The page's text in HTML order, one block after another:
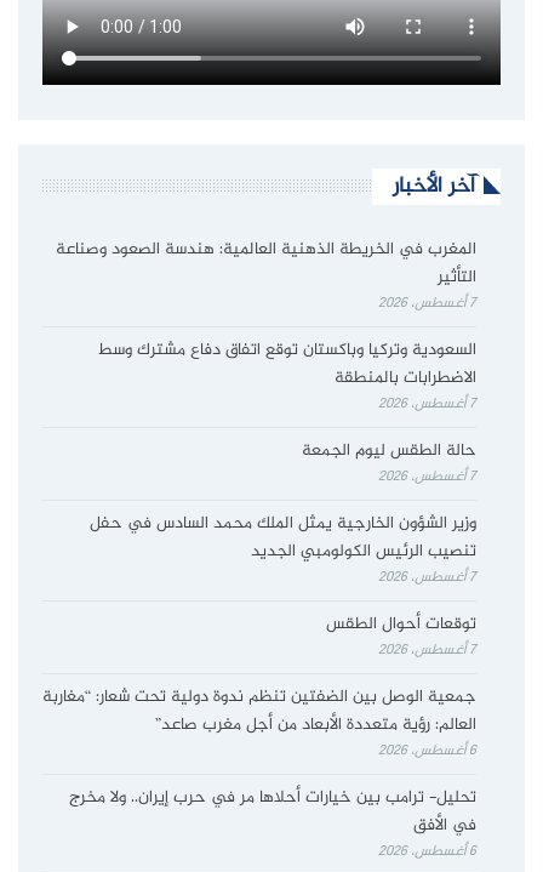
آخر الأخبار
المغرب في الخريطة الذهنية العالمية: هندسة الصعود وصناعة
التأثير
7 أغسطس، 2026
السعودية وتركيا وباكستان توقع اتفاق دفاع مشترك وسط
الاضطرابات بالمنطقة
7 أغسطس، 2026
حالة الطقس ليوم الجمعة
7 أغسطس، 2026
وزير الشؤون الخارجية يمثل الملك محمد السادس في حفل
تنصيب الرئيس الكولومبي الجديد
7 أغسطس، 2026
توقعات أحوال الطقس
7 أغسطس، 2026
جمعية الوصل بين الضفتين تنظم ندوة دولية تحت شعار: “مغاربة
العالم: رؤية متعددة الأبعاد من أجل مغرب صاعد”
6 أغسطس، 2026
تحليل- ترامب بين خيارات أحلاها مر في حرب إيران.. ولا مخرج
في الأفق
6 أغسطس، 2026